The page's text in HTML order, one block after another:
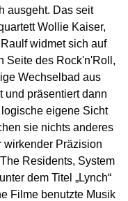
ausgeht. Das seit
Wollie Kaiser,
widmet sich auf
Seite des Rock'n'Roll,
Wechselbad aus
und präsentiert dann
eigene Sicht
sie nichts anderes
wirkender Präzision
Residents, System
dem Titel „Lynch“
Filme benutzte Musik